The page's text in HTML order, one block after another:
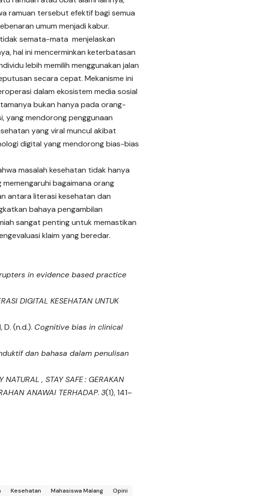
ramuan tersebut efektif bagi semua
umum menjadi kabur.
semata-mata menjelaskan
hal ini mencerminkan keterbatasan
lebih memilih menggunakan jalan
secara cepat. Mekanisme ini
dalam ekosistem media sosial
bukan hanya pada orang-
yang mendorong penggunaan
yang viral muncul akibat
digital yang mendorong bias-bias
masalah kesehatan tidak hanya
bagaimana orang
antara literasi kesehatan dan
bahaya pengambilan
sangat penting untuk memastikan
klaim yang beredar.
in evidence based practice
DIGITAL KESEHATAN UNTUK
D. (n.d.). Cognitive bias in clinical
dan bahasa dalam penulisan
, STAY SAFE : GERAKAN
ANAWAI TERHADAP. 3(1), 141–
Kesehatan Mahasiswa Malang Opini